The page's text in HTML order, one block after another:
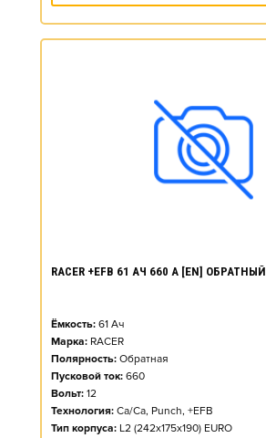
RACER +EFB 61 АЧ 660 А [EN] ОБРАТНЫЙ
Ёмкость: 61 Ач
Марка: RACER
Полярность: Обратная
Пусковой ток: 660
Вольт: 12
Технология: Ca/Ca, Punch, +EFB
Тип корпуса: L2 (242x175x190) EURO